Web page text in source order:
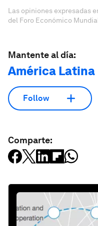
Las opiniones expresadas
del Foro Económico
Mantente al día:
América Latina
Follow
Comparte: